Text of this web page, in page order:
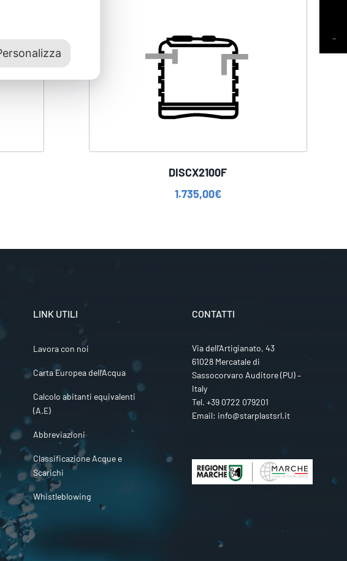
DISCX2100F
1.735,00€
LINK UTILI
Lavora con noi
Carta Europea dell’Acqua
Calcolo abitanti equivalenti
(A.E)
Abbreviazioni
Classificazione Acque e
Scarichi
Whistleblowing
CONTATTI
Via dell’Artigianato, 43
61028 Mercatale di
Sassocorvaro Auditore (PU) –
Italy
Tel. +39 0722 079201
Email: info@starplastsrl.it